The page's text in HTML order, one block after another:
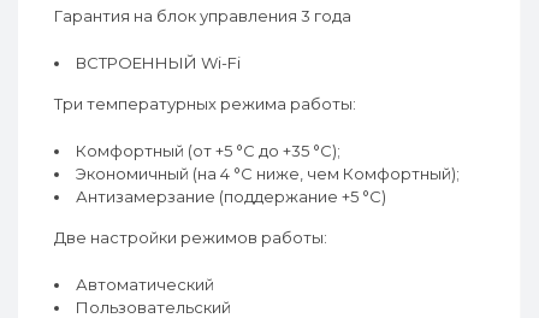
Гарантия на блок управления 3 года
ВСТРОЕННЫЙ Wi-Fi
Три температурных режима работы:
Комфортный (от +5 °C до +35 °C);
Экономичный (на 4 °C ниже, чем Комфортный);
Антизамерзание (поддержание +5 °C)
Две настройки режимов работы:
Автоматический
Пользовательский